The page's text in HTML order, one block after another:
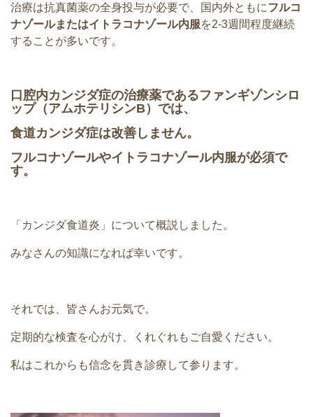
治療は抗真菌薬の全身投与が必要で、国内外ともにフルコ
ナゾールまたはイトラコナゾール内服を2-3週間程度継続
することが多いです。
口腔内カンジダ症の治療薬であるファンギゾンシロ
ップ（アムホテリシンB）では、
食道カンジダ症は改善しません。
フルコナゾールやイトラコナゾール内服が必須で
す。
「カンジダ食道炎」について概説しました。
みなさんの知識になれば幸いです。
それでは、皆さんお元気で。
定期的な検査を心がけ、くれぐれもご自愛ください。
私はこれからも信念を貫き診療して参ります。